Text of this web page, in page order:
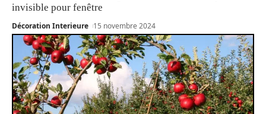
invisible pour fenêtre
Décoration Interieure 15 novembre 2024